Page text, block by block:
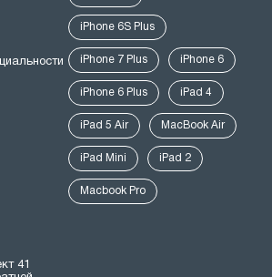
iPhone 6S Plus
iPhone 7 Plus iPhone 6
iPhone 6 Plus iPad 4
iPad 5 Air MacBook Air
iPad Mini iPad 2
Macbook Pro
41